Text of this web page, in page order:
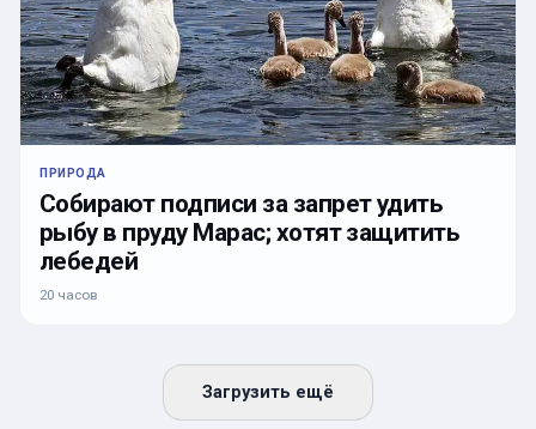
ПРИРОДА
Собирают подписи за запрет удить
рыбу в пруду Марас; хотят защитить
лебедей
20 часов
Загрузить ещё